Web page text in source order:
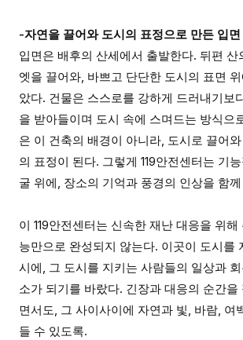
-자연을 끌어와 도시의 표정으로 만든 입면
입면은 배후의 산세에서 출발한다. 뒤편 산
엣을 끌어와, 바쁘고 단단한 도시의 표면
았다. 건물은 스스로를 강하게 드러내기보
을 받아들이며 도시 속에 스며드는 방식으
은 이 건축의 배경이 아니라, 도시로 끌어
의 표정이 된다. 그렇게 119안전센터는 기
굴 위에, 장소의 기억과 풍경의 인상을 함
이 119안전센터는 신속한 재난 대응을 위
능만으로 완성되지 않는다. 이곳이 도시를
시에, 그 도시를 지키는 사람들의 일상과
소가 되기를 바랐다. 긴장과 대응의 순간을
면서도, 그 사이사이에 자연과 빛, 바람, 여
들 수 있도록.